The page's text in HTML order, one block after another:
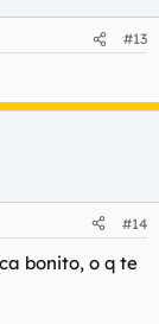
#13
#14
bonito, o q te